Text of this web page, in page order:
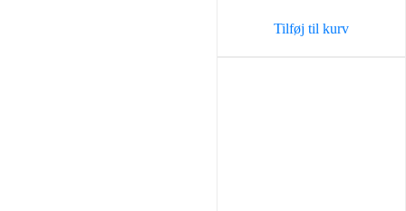
199,00 kr..
Tilføj til kurv